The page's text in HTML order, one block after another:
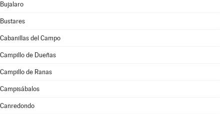
Bujalaro
Bustares
Cabanillas del Campo
Campillo de Dueñas
Campillo de Ranas
Campisábalos
Canredondo